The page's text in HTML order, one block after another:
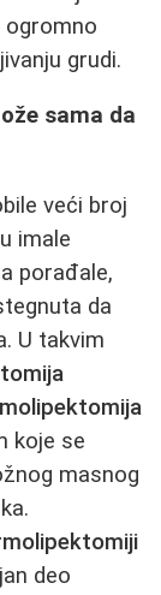
ogromno
grudi.
sama da
veći broj
imale
porađale,
da
U takvim
koje se
masnog
deo